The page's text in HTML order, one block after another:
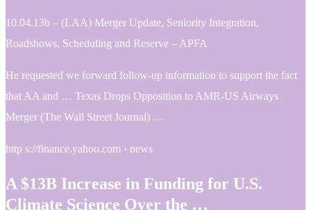
10.04.13b – (LAA) Merger Update, Seniority Integration,
Roadshows, Scheduling and Reserve – APFA
He requested we forward follow-up information to support the fact
that AA and … Texas Drops Opposition to AMR-US Airways
Merger (The Wall Street Journal) …
http s://finance.yahoo.com › news
A $13B Increase in Funding for U.S.
Climate Science Over the …